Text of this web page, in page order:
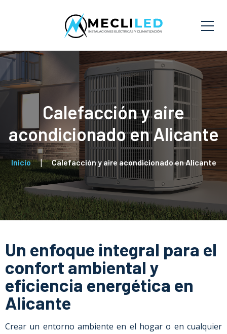
Calefacción y aire
acondicionado en Alicante
Inicio Calefacción y aire acondicionado en Alicante
Un enfoque integral para el
confort ambiental y
eficiencia energética en
Alicante
Crear un entorno ambiente en el hogar o en cualquier